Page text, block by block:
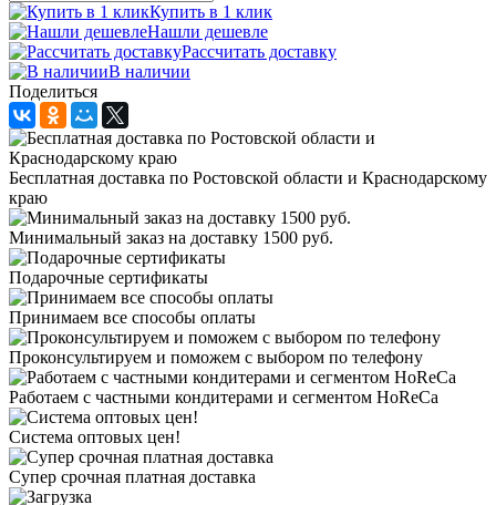
Купить в 1 клик
Нашли дешевле
Рассчитать доставку
В наличии
Поделиться
Бесплатная доставка по Ростовской области и Краснодарскому
краю
Минимальный заказ на доставку 1500 руб.
Подарочные сертификаты
Принимаем все способы оплаты
Проконсультируем и поможем с выбором по телефону
Работаем с частными кондитерами и сегментом HoReCa
Система оптовых цен!
Супер срочная платная доставка